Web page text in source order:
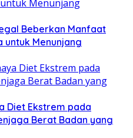
Beberkan Manfaat
untuk Menunjang
Diet Ekstrem pada
Berat Badan yang